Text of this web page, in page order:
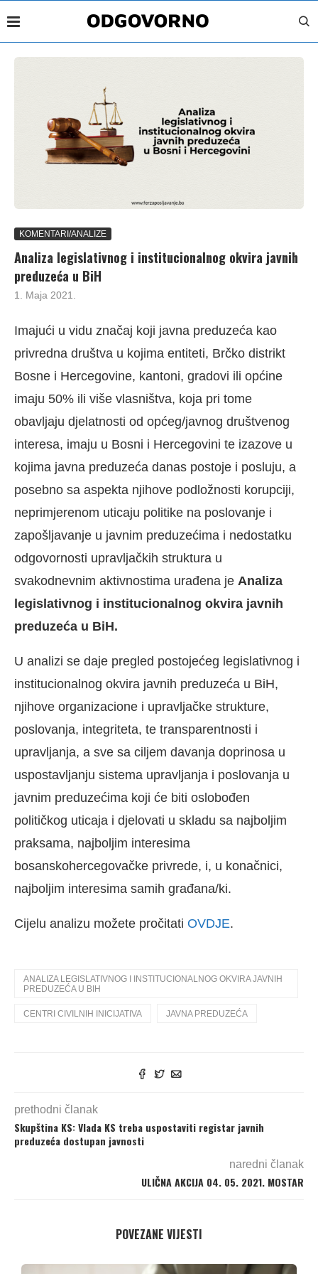
KOMENTARI/ANALIZE
Analiza legislativnog i institucionalnog okvira javnih
preduzeća u BiH
1. Maja 2021.
Imajući u vidu značaj koji javna preduzeća kao
privredna društva u kojima entiteti, Brčko distrikt
Bosne i Hercegovine, kantoni, gradovi ili općine
imaju 50% ili više vlasništva, koja pri tome
obavljaju djelatnosti od općeg/javnog društvenog
interesa, imaju u Bosni i Hercegovini te izazove u
kojima javna preduzeća danas postoje i posluju, a
posebno sa aspekta njihove podložnosti korupciji,
neprimjerenom uticaju politike na poslovanje i
zapošljavanje u javnim preduzećima i nedostatku
odgovornosti upravljačkih struktura u
svakodnevnim aktivnostima urađena je Analiza
legislativnog i institucionalnog okvira javnih
preduzeća u BiH.
U analizi se daje pregled postojećeg legislativnog i
institucionalnog okvira javnih preduzeća u BiH,
njihove organizacione i upravljačke strukture,
poslovanja, integriteta, te transparentnosti i
upravljanja, a sve sa ciljem davanja doprinosa u
uspostavljanju sistema upravljanja i poslovanja u
javnim preduzećima koji će biti oslobođen
političkog uticaja i djelovati u skladu sa najboljim
praksama, najboljim interesima
bosanskohercegovačke privrede, i, u konačnici,
najboljim interesima samih građana/ki.
Cijelu analizu možete pročitati OVDJE.
ANALIZA LEGISLATIVNOG I INSTITUCIONALNOG OKVIRA JAVNIH
PREDUZEĆA U BIH
CENTRI CIVILNIH INICIJATIVA JAVNA PREDUZEĆA
prethodni članak
Skupština KS: Vlada KS treba uspostaviti registar javnih
preduzeća dostupan javnosti
naredni članak
ULIČNA AKCIJA 04. 05. 2021. MOSTAR
POVEZANE VIJESTI